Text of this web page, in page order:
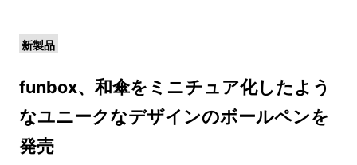
新製品
funbox、和傘をミニチュア化したよう
なユニークなデザインのボールペンを
発売